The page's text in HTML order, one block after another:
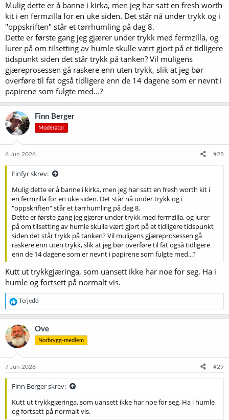
:
Mulig dette er å banne i kirka, men jeg har satt en fresh worth
kit i en fermzilla for en uke siden. Det står nå under trykk og i
"oppskriften" står et tørrhumling på dag 8.
Dette er første gang jeg gjærer under trykk med fermzilla, og
lurer på om tilsetting av humle skulle vært gjort på et tidligere
tidspunkt siden det står trykk på tanken? Vil muligens
gjæreprosessen gå raskere enn uten trykk, slik at jeg bør
overføre til fat også tidligere enn de 14 dagene som er nevnt i
papirene som fulgte med...?
Finn Berger
Moderator
6 Jun 2026 #28
Finfyr skrev:
Mulig dette er å banne i kirka, men jeg har satt en fresh worth kit i
en fermzilla for en uke siden. Det står nå under trykk og i
"oppskriften" står et tørrhumling på dag 8.
Dette er første gang jeg gjærer under trykk med fermzilla, og lurer
på om tilsetting av humle skulle vært gjort på et tidligere tidspunkt
siden det står trykk på tanken? Vil muligens gjæreprosessen gå
raskere enn uten trykk, slik at jeg bør overføre til fat også tidligere
enn de 14 dagene som er nevnt i papirene som fulgte med...?
Kutt ut trykkgjæringa, som uansett ikke har noe for seg. Ha i
humle og fortsett på normalt vis.
R
e
a
k
s
j
o
e
Terjedd
Ove
Norbrygg-medlem
7 Jun 2026 #29
Finn Berger skrev:
Kutt ut trykkgjæringa, som uansett ikke har noe for seg. Ha i humle
og fortsett på normalt vis.